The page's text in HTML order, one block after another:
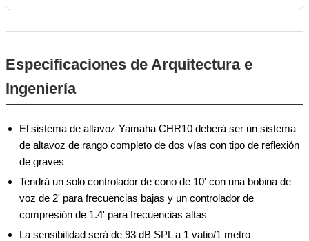
Especificaciones de Arquitectura e
Ingeniería
El sistema de altavoz Yamaha CHR10 deberá ser un sistema
de altavoz de rango completo de dos vías con tipo de reflexión
de graves
Tendrá un solo controlador de cono de 10' con una bobina de
voz de 2' para frecuencias bajas y un controlador de
compresión de 1.4' para frecuencias altas
La sensibilidad será de 93 dB SPL a 1 vatio/1 metro